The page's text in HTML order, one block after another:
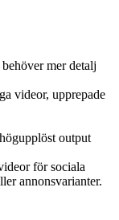
mer detalj
videor, upprepade
output
för sociala
annonsvarianter.